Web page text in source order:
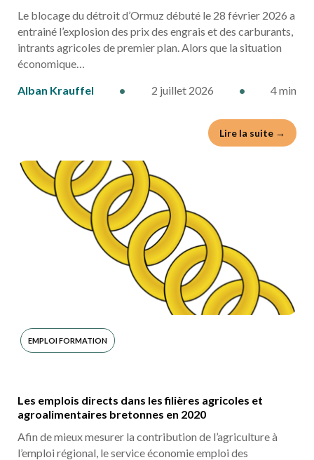
Le blocage du détroit d’Ormuz débuté le 28 février 2026 a
entrainé l’explosion des prix des engrais et des carburants,
intrants agricoles de premier plan. Alors que la situation
économique…
Alban Krauffel
• 2 juillet 2026 • 4 min
Lire la suite →
EMPLOI FORMATION
Les emplois directs dans les filières agricoles et
agroalimentaires bretonnes en 2020
Afin de mieux mesurer la contribution de l’agriculture à
l’emploi régional, le service économie emploi des